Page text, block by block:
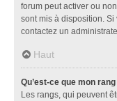
forum peut activer ou
sont mis à disposition. Si
contactez un
Haut
Qu’est-ce que mon
Les rangs, qui peuvent